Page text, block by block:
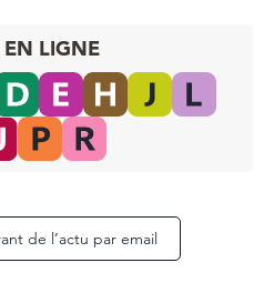
LIGNE
de l’actu par email